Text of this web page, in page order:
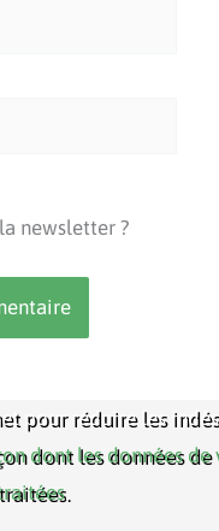
newsletter ?
pour réduire les
dont les données de
.